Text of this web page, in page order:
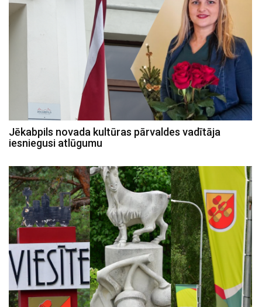
Jēkabpils novada kultūras pārvaldes vadītāja
iesniegusi atlūgumu